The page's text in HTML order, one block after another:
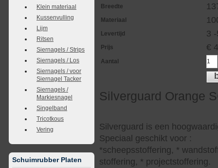
Klein materiaal
Kussenvulling
Lijm
Ritsen
Siernagels / Strips
Siernagels / Los
Siernagels / voor
Siernagel Tacker
Siernagels /
Markiesnagel
Singelband
Tricotkous
Vering
Schuimrubber Platen
Breedte
Materiaal
Levertijd 3
Prijs €
Aantal
Silverguard Orange
Silverguard is een
Speciaal geschikt voor :
*scheepsstoffering, *
stoffering, * projectstoffering.